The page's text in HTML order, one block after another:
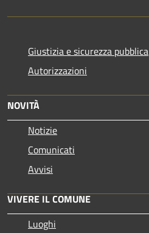
Giustizia e sicurezza pubblica
Autorizzazioni
NOVITÀ
Notizie
Comunicati
Avvisi
VIVERE IL COMUNE
Luoghi